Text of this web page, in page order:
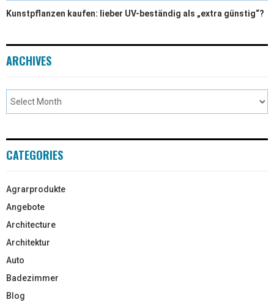
Kunstpflanzen kaufen: lieber UV-beständig als „extra günstig“?
ARCHIVES
CATEGORIES
Agrarprodukte
Angebote
Architecture
Architektur
Auto
Badezimmer
Blog